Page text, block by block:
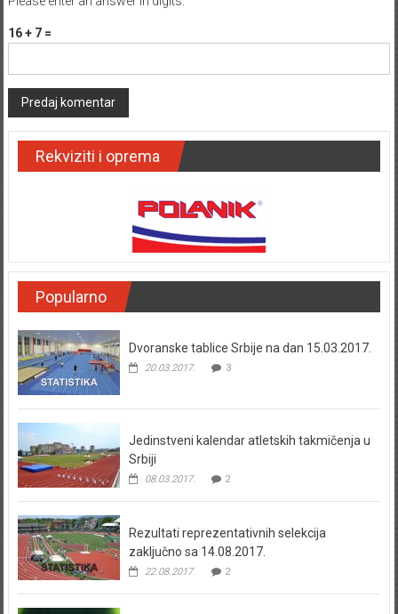
16 + 7 =
Rekviziti i oprema
Popularno
Dvoranske tablice Srbije na dan 15.03.2017.
20.03.2017. 3
Jedinstveni kalendar atletskih takmičenja u
Srbiji
08.03.2017. 2
Rezultati reprezentativnih selekcija
zaključno sa 14.08.2017.
22.08.2017. 2